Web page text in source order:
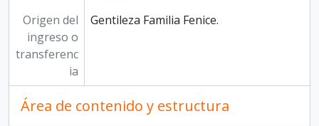
Origen del
ingreso o
transferenc
ia
Gentileza Familia Fenice.
Área de contenido y estructura